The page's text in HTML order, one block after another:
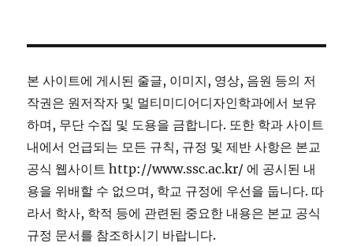
본 사이트에 게시된 줄글, 이미지, 영상, 음원 등의 저
작권은 원저작자 및 멀티미디어디자인학과에서 보유
하며, 무단 수집 및 도용을 금합니다. 또한 학과 사이트
내에서 언급되는 모든 규칙, 규정 및 제반 사항은 본교
공식 웹사이트 http://www.ssc.ac.kr/ 에 공시된 내
용을 위배할 수 없으며, 학교 규정에 우선을 둡니다. 따
라서 학사, 학적 등에 관련된 중요한 내용은 본교 공식
규정 문서를 참조하시기 바랍니다.